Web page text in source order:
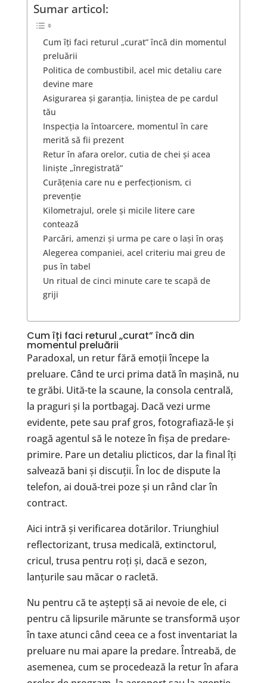
Sumar articol:
Cum îți faci returul „curat” încă din momentul
preluării
Politica de combustibil, acel mic detaliu care
devine mare
Asigurarea și garanția, liniștea de pe cardul
tău
Inspecția la întoarcere, momentul în care
merită să fii prezent
Retur în afara orelor, cutia de chei și acea
liniște „înregistrată”
Curățenia care nu e perfecționism, ci
prevenție
Kilometrajul, orele și micile litere care
contează
Parcări, amenzi și urma pe care o lași în oraș
Alegerea companiei, acel criteriu mai greu de
pus în tabel
Un ritual de cinci minute care te scapă de
griji
Cum îți faci returul „curat” încă din
momentul preluării
Paradoxal, un retur fără emoții începe la
preluare. Când te urci prima dată în mașină, nu
te grăbi. Uită-te la scaune, la consola centrală,
la praguri și la portbagaj. Dacă vezi urme
evidente, pete sau praf gros, fotografiază-le și
roagă agentul să le noteze în fișa de predare-
primire. Pare un detaliu plicticos, dar la final îți
salvează bani și discuții. În loc de dispute la
telefon, ai două-trei poze și un rând clar în
contract.
Aici intră și verificarea dotărilor. Triunghiul
reflectorizant, trusa medicală, extinctorul,
cricul, trusa pentru roți și, dacă e sezon,
lanțurile sau măcar o racletă.
Nu pentru că te aștepți să ai nevoie de ele, ci
pentru că lipsurile mărunte se transformă ușor
în taxe atunci când ceea ce a fost inventariat la
preluare nu mai apare la predare. Întreabă, de
asemenea, cum se procedează la retur în afara